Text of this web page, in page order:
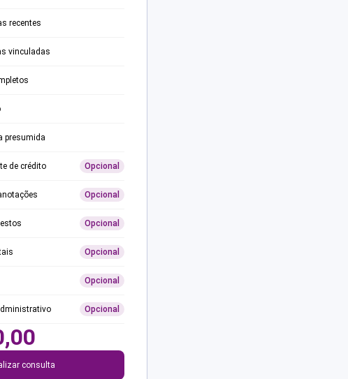
recentes
vinculadas
presumida
de crédito Opcional
Opcional
Opcional
Opcional
Opcional
Opcional
consulta